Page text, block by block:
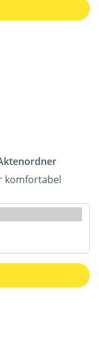
komfortabel